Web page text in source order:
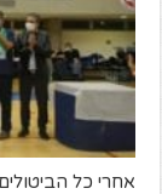
אחרי כל